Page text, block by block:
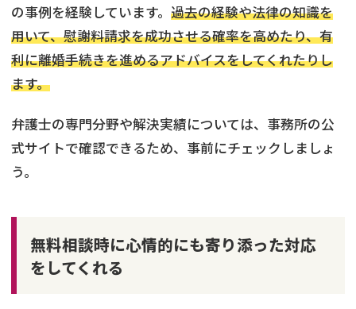
の事例を経験しています。 過去の経験や法律の知識を
用いて、慰謝料請求を成功させる確率を高めたり、有
利に離婚手続きを進めるアドバイスをしてくれたりし
ます。
弁護士の専門分野や解決実績については、事務所の公
式サイトで確認できるため、事前にチェックしましょ
う。
無料相談時に心情的にも寄り添った対応
をしてくれる